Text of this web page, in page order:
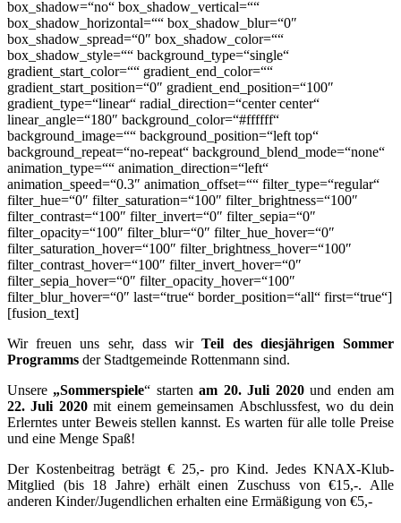
box_shadow=“no“ box_shadow_vertical=““
box_shadow_horizontal=““ box_shadow_blur=“0″
box_shadow_spread=“0″ box_shadow_color=““
box_shadow_style=““ background_type=“single“
gradient_start_color=““ gradient_end_color=““
gradient_start_position=“0″ gradient_end_position=“100″
gradient_type=“linear“ radial_direction=“center center“
linear_angle=“180″ background_color=“#ffffff“
background_image=““ background_position=“left top“
background_repeat=“no-repeat“ background_blend_mode=“none“
animation_type=““ animation_direction=“left“
animation_speed=“0.3″ animation_offset=““ filter_type=“regular“
filter_hue=“0″ filter_saturation=“100″ filter_brightness=“100″
filter_contrast=“100″ filter_invert=“0″ filter_sepia=“0″
filter_opacity=“100″ filter_blur=“0″ filter_hue_hover=“0″
filter_saturation_hover=“100″ filter_brightness_hover=“100″
filter_contrast_hover=“100″ filter_invert_hover=“0″
filter_sepia_hover=“0″ filter_opacity_hover=“100″
filter_blur_hover=“0″ last=“true“ border_position=“all“ first=“true“]
[fusion_text]
Wir freuen uns sehr, dass wirTeil des diesjährigen Sommer
Programms der Stadtgemeinde Rottenmann sind.
Unsere „Sommerspiele“ startenam 20. Juli 2020und enden am
22. Juli 2020mit einem gemeinsamen Abschlussfest, wo du dein
Erlerntes unter Beweis stellen kannst. Es warten für alle tolle Preise
und eine Menge Spaß!
Der Kostenbeitrag beträgt € 25,- pro Kind. Jedes KNAX-Klub-
Mitglied (bis 18 Jahre) erhält einen Zuschuss von €15,-. Alle
anderen Kinder/Jugendlichen erhalten eine Ermäßigung von €5,-